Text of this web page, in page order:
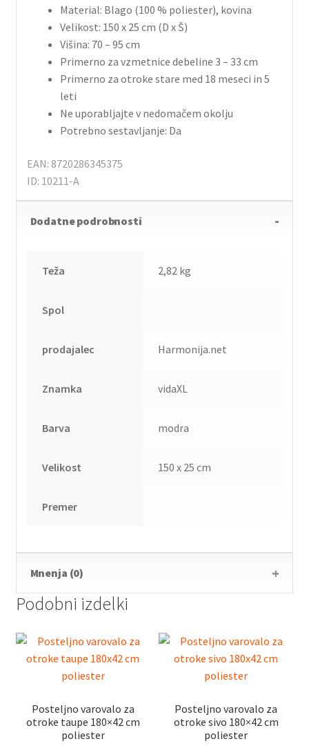
Material: Blago (100 % poliester), kovina
Velikost: 150 x 25 cm (D x Š)
Višina: 70 – 95 cm
Primerno za vzmetnice debeline 3 – 33 cm
Primerno za otroke stare med 18 meseci in 5
leti
Ne uporabljajte v nedomačem okolju
Potrebno sestavljanje: Da
EAN: 8720286345375
ID: 10211-A
Dodatne podrobnosti
Teža 2,82 kg
Spol
prodajalec Harmonija.net
Znamka vidaXL
Barva modra
Velikost 150 x 25 cm
Premer
Mnenja (0)
Podobni izdelki
Posteljno varovalo za
otroke taupe 180×42 cm
poliester
Posteljno varovalo za
otroke sivo 180×42 cm
poliester